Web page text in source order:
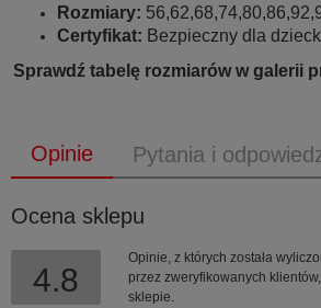
Rozmiary:
Certyfikat: Bezpieczny dla
Sprawdź tabelę rozmiarów w galerii
Opinie Pytania i
Ocena sklepu
4.8
Opinie, z których została
przez zweryfikowanych
sklepie.